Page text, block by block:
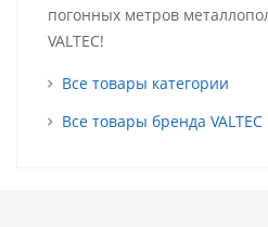
погонных метров
VALTEC!
Все товары категории
Все товары бренда VALTEC